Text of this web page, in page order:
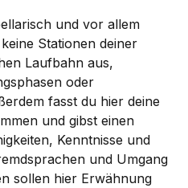
und vor allem
Stationen deiner
Laufbahn aus,
oder
fasst du hier deine
und gibst einen
Kenntnisse und
und Umgang
sollen hier Erwähnung